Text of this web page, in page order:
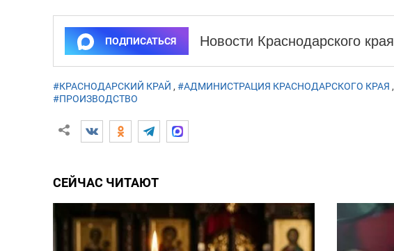
ПОДПИСАТЬСЯ Новости Краснодарского края
#КРАСНОДАРСКИЙ КРАЙ , #АДМИНИСТРАЦИЯ КРАСНОДАРСКОГО КРАЯ ,
#ПРОИЗВОДСТВО
СЕЙЧАС ЧИТАЮТ